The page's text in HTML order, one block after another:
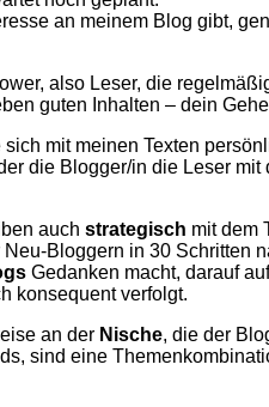
an meinem Blog gibt,
also Leser, die
guten Inhalten – dein
mit meinen Texten
die Blogger/in die Leser mit
auch strategisch mit dem
Bloggern in 30 Schritten
Gedanken macht, darauf
konsequent verfolgt.
an der Nische, die der
sind eine